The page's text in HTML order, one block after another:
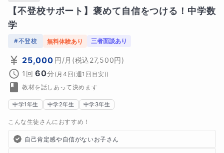
【不登校サポート】褒めて自信をつける！中学数
学
#不登校 無料体験あり 三者面談あり
25,000 円/月 (税込27,500円)
1回 60分 (月4回(週1回目安))
教材を話しあって決めます
中学1年生 中学2年生 中学3年生
こんな生徒さんにおすすめ！
自己肯定感や自信がないお子さん